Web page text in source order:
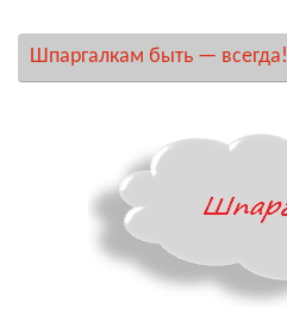
Шпаргалкам быть — всегда!